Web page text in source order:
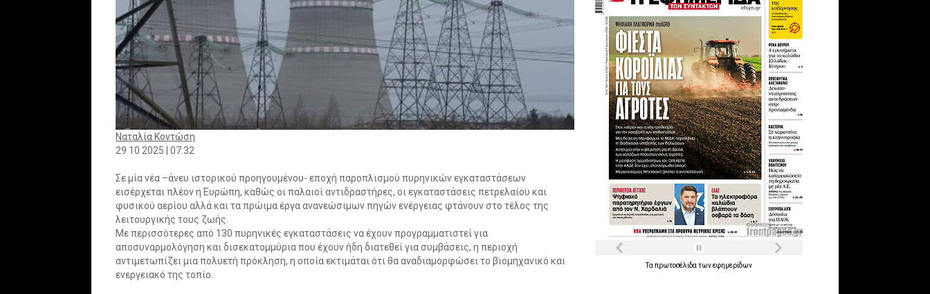
Ναταλία Κοντώση
29 10 2025 | 07:32
Σε μία νέα –άνευ ιστορικού προηγουμένου- εποχή παροπλισμού πυρηνικών εγκαταστάσεων
εισέρχεται πλέον η Ευρώπη, καθώς οι παλαιοί αντιδραστήρες, οι εγκαταστάσεις πετρελαίου και
φυσικού αερίου αλλά και τα πρώιμα έργα ανανεώσιμων πηγών ενέργειας φτάνουν στο τέλος της
λειτουργικής τους ζωής.
Με περισσότερες από 130 πυρηνικές εγκαταστάσεις να έχουν προγραμματιστεί για
αποσυναρμολόγηση και δισεκατομμύρια που έχουν ήδη διατεθεί για συμβάσεις, η περιοχή
αντιμετωπίζει μια πολυετή πρόκληση, η οποία εκτιμάται ότι θα αναδιαμορφώσει το βιομηχανικό και
ενεργειακό της τοπίο.
Ταπρωτοσέλιδατωνεφημερίδων